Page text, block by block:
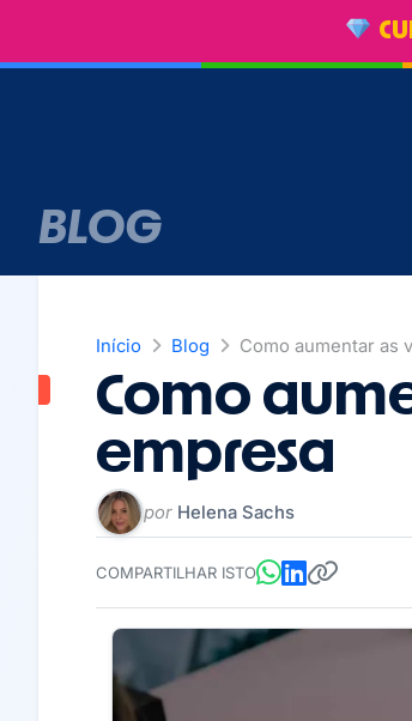
BLOG
Início Blog Como aumentar as
Como
empresa
por Helena Sachs
COMPARTILHAR ISTO